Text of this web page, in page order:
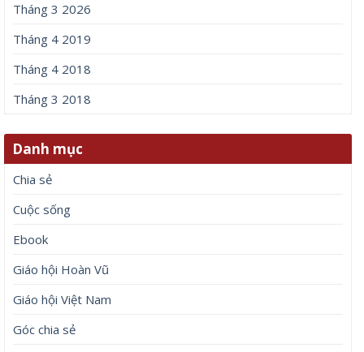
Tháng 3 2026
Tháng 4 2019
Tháng 4 2018
Tháng 3 2018
Danh mục
Chia sẻ
Cuộc sống
Ebook
Giáo hội Hoàn Vũ
Giáo hội Việt Nam
Góc chia sẻ